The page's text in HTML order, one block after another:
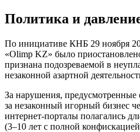
Политика и
По инициативе КНБ 29 ноября
«Olimp KZ» было
признана подозреваемой в
незаконной азартной
За нарушения,
за незаконный игорный бизнес
интернет-порталы полагались
(3–10 лет с полной